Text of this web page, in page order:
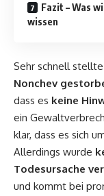
Fazit – Was
wissen
Sehr schnell
Nonchev
dass es keine
ein
klar, dass es sich
Allerdings wurde
Todesursache
und kommt bei